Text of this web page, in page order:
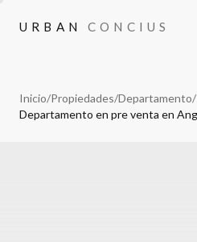
URBAN CONCIUS
URBAN CONCIUS
Inicio/Propiedades/Departamento/